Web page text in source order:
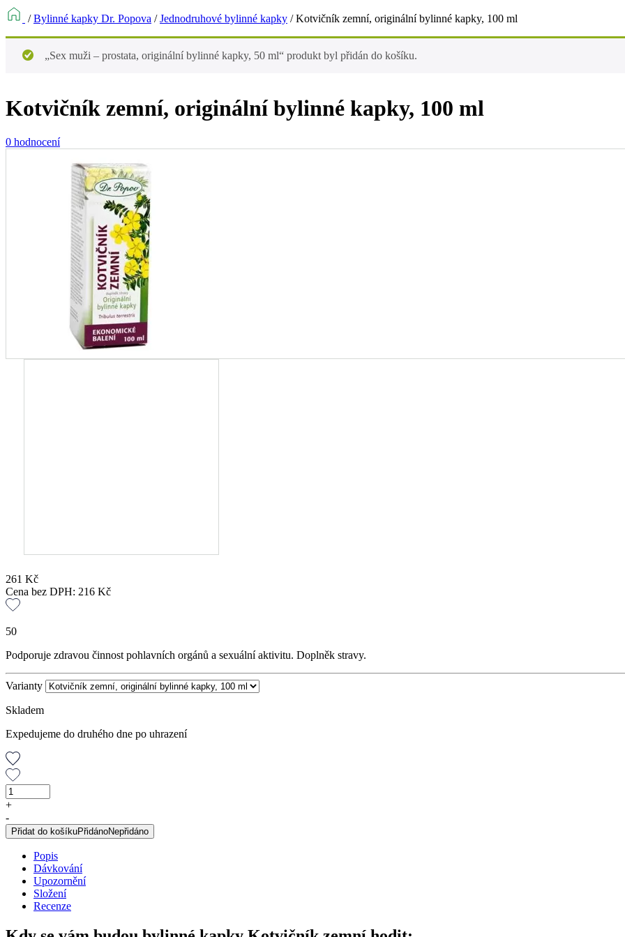
/Bylinné kapky Dr. Popova /Jednodruhové bylinné kapky /Kotvičník zemní, originální bylinné kapky, 100 ml
„Sex muži – prostata, originální bylinné kapky, 50 ml“ produkt byl přidán do košíku.
Kotvičník zemní, originální bylinné kapky, 100 ml
0 hodnocení
261 Kč
Cena bez DPH: 216 Kč
50
Podporuje zdravou činnost pohlavních orgánů a sexuální aktivitu. Doplněk stravy.
Varianty
Skladem
Expedujeme do druhého dne po uhrazení
Kotvičník
zemní,
originální
bylinné
kapky,
množství
+
-
Přidat do košíkuPřidánoNepřidáno
Popis
Dávkování
Upozornění
Složení
Recenze